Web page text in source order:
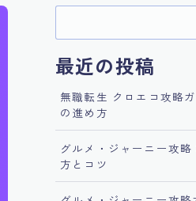
最近の投稿
無職転生 クロエコ攻略
の進め方
グルメ・ジャーニー攻
方とコツ